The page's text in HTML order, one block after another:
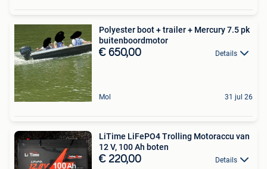
Polyester boot + trailer + Mercury 7.5 pk
buitenboordmotor
€ 650,00 Details
Mol 31 jul 26
LiTime LiFePO4 Trolling Motoraccu van
12 V, 100 Ah boten
€ 220,00 Details